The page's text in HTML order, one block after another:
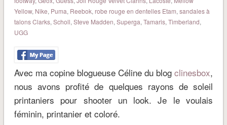
Yellow, Nike, Puma, Reebok, robe rouge en dentelles Etam, sandales à
talons Clarks, Scholl, Steve Madden, Superga, Tamaris, Timberland,
UGG
Avec ma copine blogueuse Céline du blogclinesbox,
nous avons profité de quelques rayons de soleil
printaniers pour shooter un look. Je le voulais
féminin, printanier et coloré.